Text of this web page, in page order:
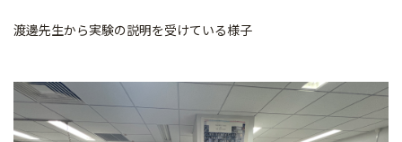
渡邊先生から実験の説明を受けている様子